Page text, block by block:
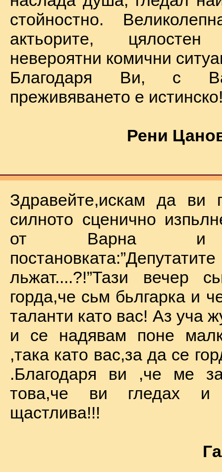
стойностно.
актьорите, цялостен
невероятни комични
Благодаря Ви, с
преживяването е
Рени
Здравейте,искам да ви
силното сценично
от Варна и
льжат....?!”Тази вечер
горда,че сьм бьлгарка и
таланти като вас! Аз уча
и се надявам поне
,така като вас,за да се
.Благодаря ви ,че ме
това,че ви гледах
щастлива!!!